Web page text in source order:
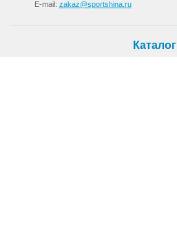
E-mail: zakaz@sportshina.ru
Каталог